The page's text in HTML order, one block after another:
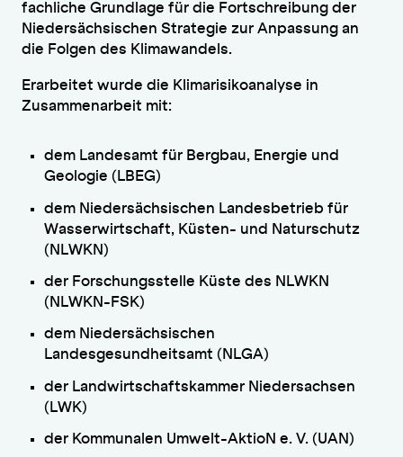
fachliche Grundlage für die Fortschreibung der
Niedersächsischen Strategie zur Anpassung an
die Folgen des Klimawandels.
Erarbeitet wurde die Klimarisikoanalyse in
Zusammenarbeit mit:
dem Landesamt für Bergbau, Energie und
Geologie (LBEG)
dem Niedersächsischen Landesbetrieb für
Wasserwirtschaft, Küsten- und Naturschutz
(NLWKN)
der Forschungsstelle Küste des NLWKN
(NLWKN-FSK)
dem Niedersächsischen
Landesgesundheitsamt (NLGA)
der Landwirtschaftskammer Niedersachsen
(LWK)
der Kommunalen Umwelt-AktioN e. V. (UAN)